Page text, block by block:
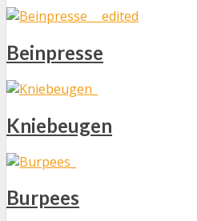
Beinpresse
Kniebeugen
Burpees